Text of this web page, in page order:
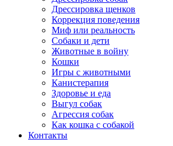
Дрессировка щенков
Коррекция поведения
Миф или реальность
Собаки и дети
Животные в войну
Кошки
Игры с животными
Канистерапия
Здоровье и еда
Выгул собак
Агрессия собак
Как кошка с собакой
Контакты